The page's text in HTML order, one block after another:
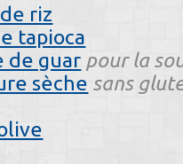
riz
tapioca
de guar pour la
sèche sans